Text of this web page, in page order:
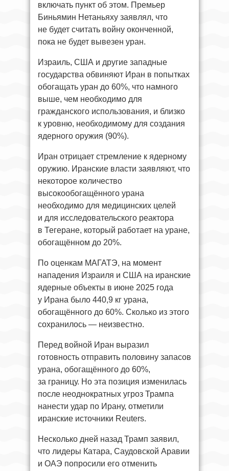
включать пункт об этом. Премьер
Биньямин Нетаньяху заявлял, что
не будет считать войну оконченной,
пока не будет вывезен уран.
Израиль, США и другие западные
государства обвиняют Иран в попытках
обогащать уран до 60%, что намного
выше, чем необходимо для
гражданского использования, и близко
к уровню, необходимому для создания
ядерного оружия (90%).
Иран отрицает стремление к ядерному
оружию. Иранские власти заявляют, что
некоторое количество
высокообогащённого урана
необходимо для медицинских целей
и для исследовательского реактора
в Тегеране, который работает на уране,
обогащённом до 20%.
По оценкам МАГАТЭ, на момент
нападения Израиля и США на иранские
ядерные объекты в июне 2025 года
у Ирана было 440,9 кг урана,
обогащённого до 60%. Сколько из этого
сохранилось — неизвестно.
Перед войной Иран выразил
готовность отправить половину запасов
урана, обогащённого до 60%,
за границу. Но эта позиция изменилась
после неоднократных угроз Трампа
нанести удар по Ирану, отметили
иранские источники Reuters.
Несколько дней назад Трамп заявил,
что лидеры Катара, Саудовской Аравии
и ОАЭ попросили его отменить